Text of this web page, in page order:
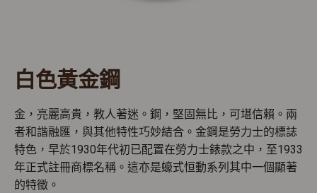
白色黃金鋼
金，亮麗高貴，教人著迷。鋼，堅固無比，可堪信賴。兩
者和諧融匯，與其他特性巧妙結合。金鋼是勞力士的標誌
特色，早於1930年代初已配置在勞力士錶款之中，至1933
年正式註冊商標名稱。這亦是蠔式恒動系列其中一個顯著
的特徵。